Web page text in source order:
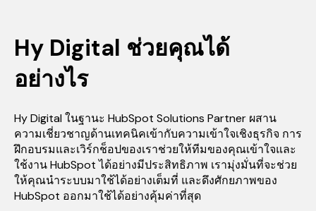
Hy Digital ช่วยคุณได้
อย่างไร
Hy Digital ในฐานะ HubSpot Solutions Partner ผสาน
ความเชี่ยวชาญด้านเทคนิคเข้ากับความเข้าใจเชิงธุรกิจ การ
ฝึกอบรมและเวิร์กช็อปของเราช่วยให้ทีมของคุณเข้าใจและ
ใช้งาน HubSpot ได้อย่างมีประสิทธิภาพ เรามุ่งมั่นที่จะช่วย
ให้คุณนำระบบมาใช้ได้อย่างเต็มที่ และดึงศักยภาพของ
HubSpot ออกมาใช้ได้อย่างคุ้มค่าที่สุด